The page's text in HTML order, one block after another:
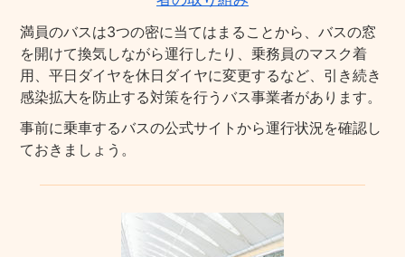
満員のバスは3つの密に当てはまることから、バスの窓
を開けて換気しながら運行したり、乗務員のマスク着
用、平日ダイヤを休日ダイヤに変更するなど、引き続き
感染拡大を防止する対策を行うバス事業者があります。
事前に乗車するバスの公式サイトから運行状況を確認し
ておきましょう。